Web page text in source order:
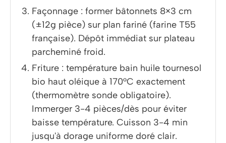
Façonnage : former bâtonnets 8×3 cm
(±12g pièce) sur plan fariné (farine T55
française). Dépôt immédiat sur plateau
parcheminé froid.
Friture : température bain huile tournesol
bio haut oléique à 170°C exactement
(thermomètre sonde obligatoire).
Immerger 3-4 pièces/dès pour éviter
baisse température. Cuisson 3-4 min
jusqu'à dorage uniforme doré clair.